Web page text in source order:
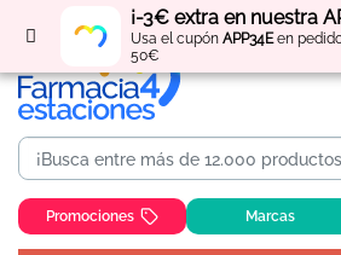
¡-3€ extra en nuestra
Usa el cupón APP34Een
50€
Regístratey obténpuntos
Promociones Marcas